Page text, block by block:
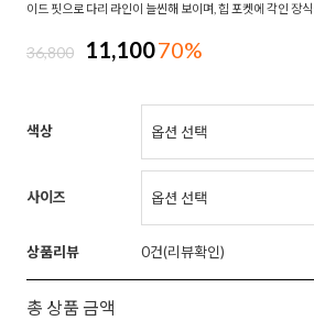
이드 핏으로 다리 라인이 늘씬해 보이며, 힙 포켓에 각인 장
36,800 11,10070%
색상
사이즈
상품리뷰 0
총 상품 금액